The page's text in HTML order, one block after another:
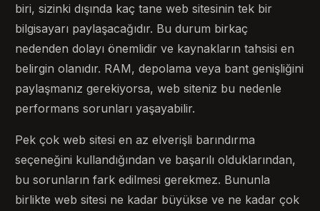
biri, sizinki dışında kaç tane web sitesinin tek bir
bilgisayarı paylaşacağıdır. Bu durum birkaç
nedenden dolayı önemlidir ve kaynakların tahsisi en
belirgin olanıdır. RAM, depolama veya bant genişliğini
paylaşmanız gerekiyorsa, web siteniz bu nedenle
performans sorunları yaşayabilir.
Pek çok web sitesi en az elverişli barındırma
seçeneğini kullandığından ve başarılı olduklarından,
bu sorunların fark edilmesi gerekmez. Bununla
birlikte web sitesi ne kadar büyükse ve ne kadar çok